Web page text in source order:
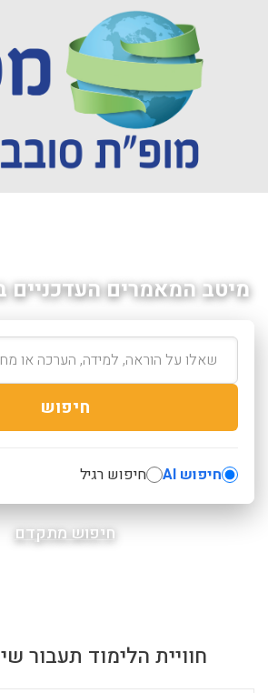
מיטב המאמרים העדכניים
חיפוש
חיפוש AI חיפוש רגיל
חיפוש מתקדם
חוויית הלימוד תעבור